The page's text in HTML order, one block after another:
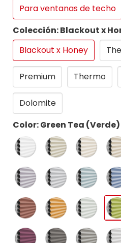
Para ventanas de techo
Colección: Blackout x
Blackout x Honey
Premium Thermo
Dolomite
Color: Green Tea (Verde)